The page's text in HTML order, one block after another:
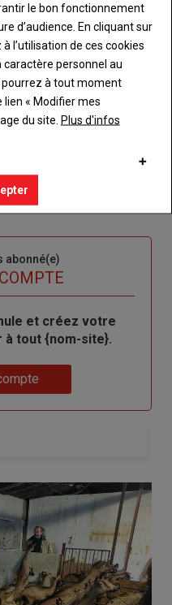
VOUS
pour profiter
abonné(e)
et créez votre
à tout {nom-site}.
le bon fonctionnement
d’audience. En cliquant sur
l’utilisation de ces cookies
personnel au
à tout moment
lien « Modifier mes
du site. Plus d'infos